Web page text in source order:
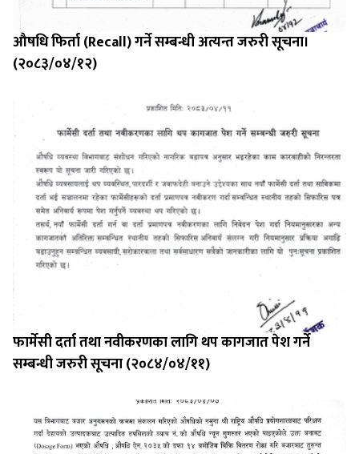
औषधि फिर्ता (Recall) गर्ने सम्बन्धी अत्यन्त जरुरी सूचना।
(२०८३/०४/१२)
फार्मेसी दर्ता तथा नवीकरणका लागि थप कागजात पेश गर्ने
सम्बन्धी जरुरी सूचना (२०८४/०४/११)